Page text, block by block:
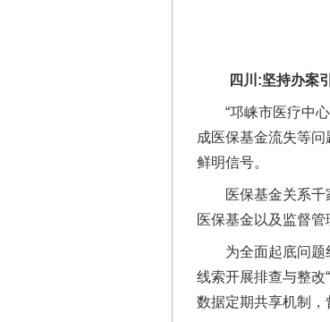
四川:坚持办案引
“邛崃市医疗中心
成医保基金流失等
鲜明信号。
医保基金关系千家
医保基金以及监督
为全面起底问题线
线索开展排查与整改
数据定期共享机制，
网上购药对